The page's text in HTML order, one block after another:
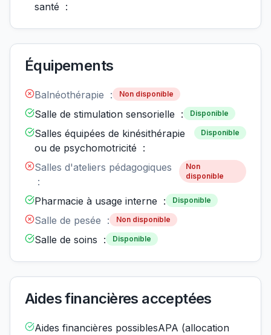
santé :
Équipements
Balnéothérapie : Non disponible
Salle de stimulation sensorielle : Disponible
Salles équipées de kinésithérapie
ou de psychomotricité :
Disponible
Salles d'ateliers pédagogiques
:
Non
disponible
Pharmacie à usage interne : Disponible
Salle de pesée : Non disponible
Salle de soins : Disponible
Aides financières acceptées
Aides financières possiblesAPA (allocation